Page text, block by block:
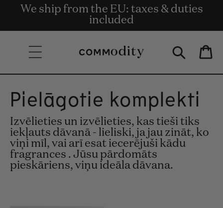
Skip to content
Bezmaksas piegāde pasūtījumiem par
135 € un vairāk.
We ship from the EU: taxes & duties
included
Get rewards for shopping with
Commodity.Circle
Bag
Pielāgotie komplekti
Izvēlieties un izvēlieties, kas tieši tiks
iekļauts dāvanā - lieliski, ja jau zināt, ko
viņi mīl, vai arī esat iecerējuši kādu
fragrances . Jūsu pārdomāts
pieskāriens, viņu ideāla dāvana.